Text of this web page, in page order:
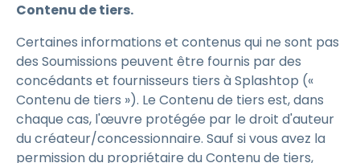
Contenu de tiers.
Certaines informations et contenus qui ne sont pas
des Soumissions peuvent être fournis par des
concédants et fournisseurs tiers à Splashtop («
Contenu de tiers »). Le Contenu de tiers est, dans
chaque cas, l'œuvre protégée par le droit d'auteur
du créateur/concessionnaire. Sauf si vous avez la
permission du propriétaire du Contenu de tiers,